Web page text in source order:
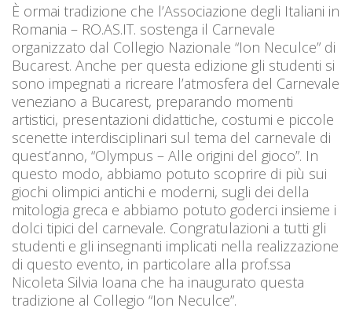
È ormai tradizione che l’Associazione degli Italiani in
Romania – RO.AS.IT. sostenga il Carnevale
organizzato dal Collegio Nazionale “Ion Neculce” di
Bucarest. Anche per questa edizione gli studenti si
sono impegnati a ricreare l’atmosfera del Carnevale
veneziano a Bucarest, preparando momenti
artistici, presentazioni didattiche, costumi e piccole
scenette interdisciplinari sul tema del carnevale di
quest’anno, “Olympus – Alle origini del gioco”. In
questo modo, abbiamo potuto scoprire di più sui
giochi olimpici antichi e moderni, sugli dei della
mitologia greca e abbiamo potuto goderci insieme i
dolci tipici del carnevale. Congratulazioni a tutti gli
studenti e gli insegnanti implicati nella realizzazione
di questo evento, in particolare alla prof.ssa
Nicoleta Silvia Ioana che ha inaugurato questa
tradizione al Collegio “Ion Neculce”.